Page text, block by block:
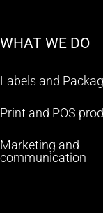
WHAT WE DO
Labels and
Print and POS
Marketing and
communication